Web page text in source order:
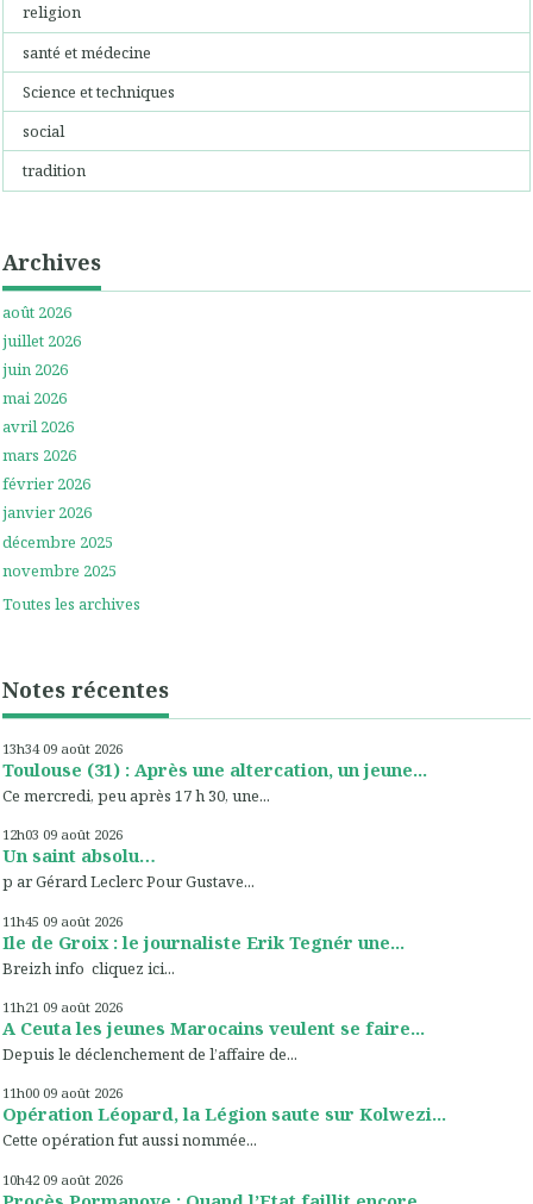
religion
santé et médecine
Science et techniques
social
tradition
Archives
août 2026
juillet 2026
juin 2026
mai 2026
avril 2026
mars 2026
février 2026
janvier 2026
décembre 2025
novembre 2025
Toutes les archives
Notes récentes
13h34 09 août 2026
Toulouse (31) : Après une altercation, un jeune...
Ce mercredi, peu après 17 h 30, une...
12h03 09 août 2026
Un saint absolu…
p ar Gérard Leclerc Pour Gustave...
11h45 09 août 2026
Ile de Groix : le journaliste Erik Tegnér une...
Breizh info cliquez ici...
11h21 09 août 2026
A Ceuta les jeunes Marocains veulent se faire...
Depuis le déclenchement de l’affaire de...
11h00 09 août 2026
Opération Léopard, la Légion saute sur Kolwezi...
Cette opération fut aussi nommée...
10h42 09 août 2026